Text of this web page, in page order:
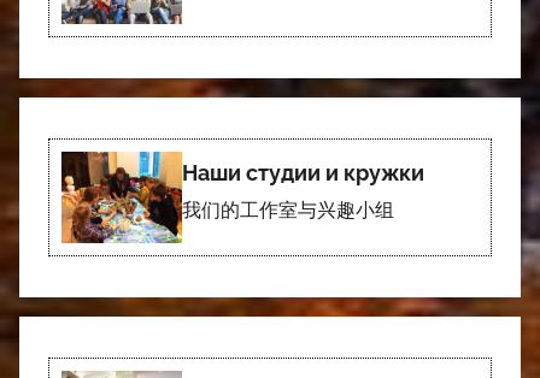
Наши студии и кружки
我们的工作室与兴趣小组